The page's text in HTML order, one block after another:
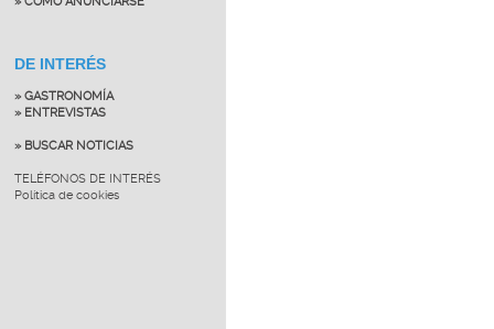
DE INTERÉS
» GASTRONOMÍA
» ENTREVISTAS
» BUSCAR NOTICIAS
TELÉFONOS DE INTERÉS
Política de cookies